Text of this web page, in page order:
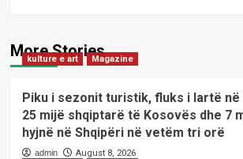
More Stories
kulture e art Magazine
Piku i sezonit turistik, fluks i lartë në
25 mijë shqiptarë të Kosovës dhe 7
hyjnë në Shqipëri në vetëm tri orë
admin August 8, 2026